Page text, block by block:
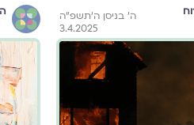
ה׳ בניסן ה׳תשפ״ה
3.4.2025